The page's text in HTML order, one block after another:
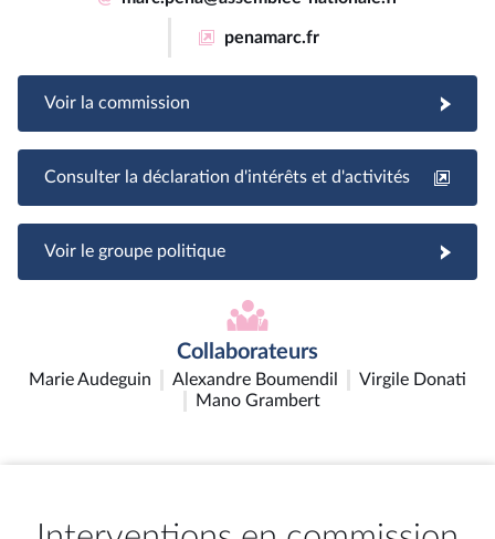
penamarc.fr
Voir la commission
Consulter la déclaration d'intérêts et d'activités
Voir le groupe politique
Collaborateurs
Marie Audeguin Alexandre Boumendil
Virgile Donati
Mano Grambert